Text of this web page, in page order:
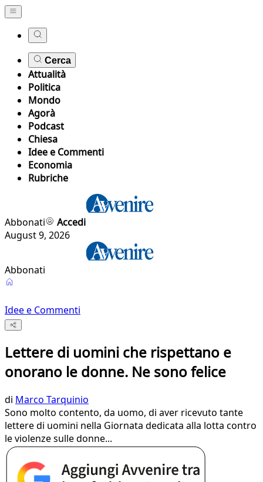
Cerca
Attualità
Politica
Mondo
Agorà
Podcast
Chiesa
Idee e Commenti
Economia
Rubriche
Abbonati
Accedi
August 9, 2026
Abbonati
Idee e Commenti
Lettere di uomini che rispettano e
onorano le donne. Ne sono felice
di Marco Tarquinio
Sono molto contento, da uomo, di aver ricevuto tante
lettere di uomini nella Giornata dedicata alla lotta contro
le violenze sulle donne...